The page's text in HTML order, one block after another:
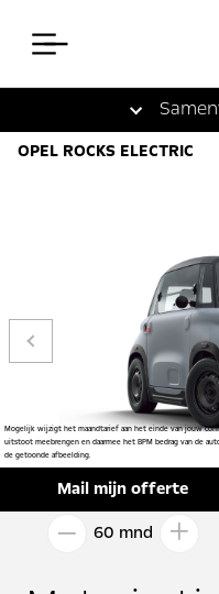
OPEL ROCKS ELECTRIC
Mogelijk wijzigt het maandtarief aan het einde van jouw
uitstoot meebrengen en daarmee het BPM bedrag van de
de getoonde afbeelding.
60 mnd
leasecontract.
kunnen beïnvloeden. Geselecteerde opties
Mail mijn offerte